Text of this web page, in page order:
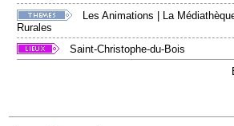
Les Animations | La
Rurales
Saint-Christophe-du-Bois